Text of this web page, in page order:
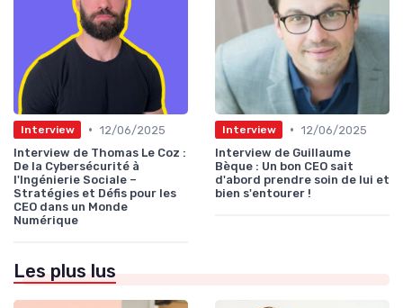
Interview • 12/06/2025
Interview de Thomas Le Coz :
De la Cybersécurité à
l'Ingénierie Sociale –
Stratégies et Défis pour les
CEO dans un Monde
Numérique
Interview • 12/06/2025
Interview de Guillaume
Bèque : Un bon CEO sait
d'abord prendre soin de lui et
bien s'entourer !
Les plus lus